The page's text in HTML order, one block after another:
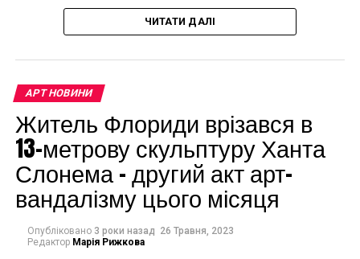
мурал, що може коштувати до чверті мільйона
доларів.
ЧИТАТИ ДАЛІ
АРТ НОВИНИ
Житель Флориди врізався в
13-метрову скульптуру Ханта
Слонема – другий акт арт-
вандалізму цього місяця
Опубліковано 3 роки назад 26 Травня, 2023
Редактор Марія Рижкова